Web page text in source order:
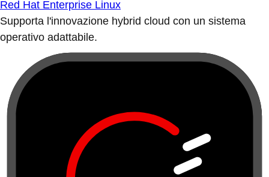
Red Hat Enterprise Linux
Supporta l'innovazione hybrid cloud con un sistema
operativo adattabile.